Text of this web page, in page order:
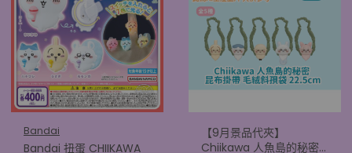
Bandai
Bandai 扭蛋 CHIIKAWA
【9月景品代夾】
Chiikawa 人魚島的秘密